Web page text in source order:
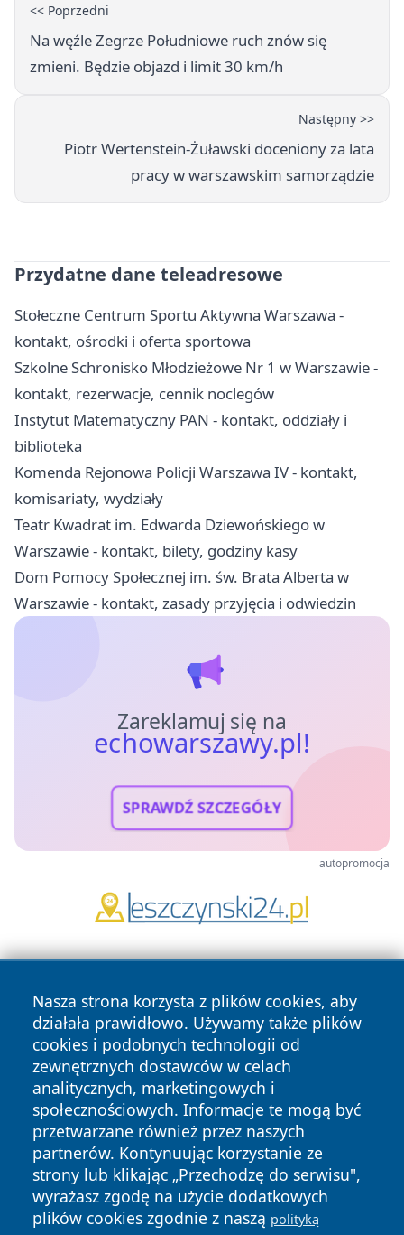
<< Poprzedni
Na węźle Zegrze Południowe ruch znów się
zmieni. Będzie objazd i limit 30 km/h
Następny >>
Piotr Wertenstein-Żuławski doceniony za lata
pracy w warszawskim samorządzie
Przydatne dane teleadresowe
Stołeczne Centrum Sportu Aktywna Warszawa -
kontakt, ośrodki i oferta sportowa
Szkolne Schronisko Młodzieżowe Nr 1 w Warszawie -
kontakt, rezerwacje, cennik noclegów
Instytut Matematyczny PAN - kontakt, oddziały i
biblioteka
Komenda Rejonowa Policji Warszawa IV - kontakt,
komisariaty, wydziały
Teatr Kwadrat im. Edwarda Dziewońskiego w
Warszawie - kontakt, bilety, godziny kasy
Dom Pomocy Społecznej im. św. Brata Alberta w
Warszawie - kontakt, zasady przyjęcia i odwiedzin
Zareklamuj się na
echowarszawy.pl!
SPRAWDŹ SZCZEGÓŁY
autopromocja
Nasza strona korzysta z plików cookies, aby
działała prawidłowo. Używamy także plików
cookies i podobnych technologii od
zewnętrznych dostawców w celach
analitycznych, marketingowych i
społecznościowych. Informacje te mogą być
przetwarzane również przez naszych
partnerów. Kontynuując korzystanie ze
strony lub klikając „Przechodzę do serwisu",
wyrażasz zgodę na użycie dodatkowych
plików cookies zgodnie z naszą polityką
Copyright © 2026 echowarszawy.pl Wszystkie prawa
zastrzeżone.
News Autorzy
Polityka
Prywatności
Polityka
Cookies